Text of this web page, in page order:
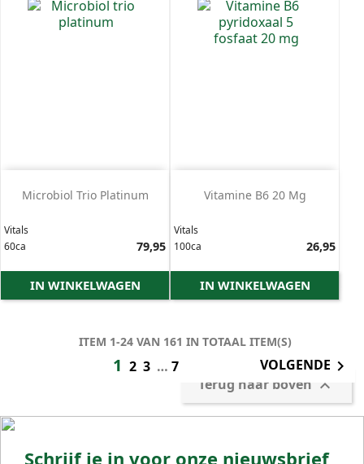
Microbiol Trio Platinum
Vitals
60ca
79,95
IN WINKELWAGEN
Vitamine B6 20 Mg
Vitals
100ca
26,95
IN WINKELWAGEN
ITEM 1-24 VAN 161 IN TOTAAL ITEM(S)
1 2 3 … 7 VOLGENDE 
Terug naar boven 
Schrijf je in voor onze nieuwsbrief